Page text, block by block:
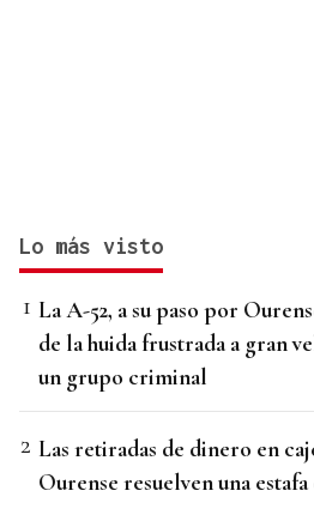
Lo más visto
La A-52, a su paso por
de la huida frustrada a gran
un grupo criminal
Las retiradas de dinero en
Ourense resuelven una